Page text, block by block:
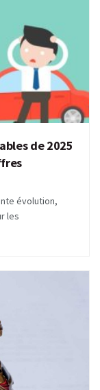
de 2025
évolution,
les